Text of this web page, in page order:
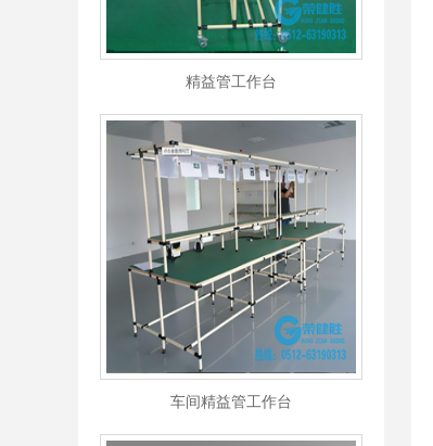
精益管工作台
车间精益管工作台